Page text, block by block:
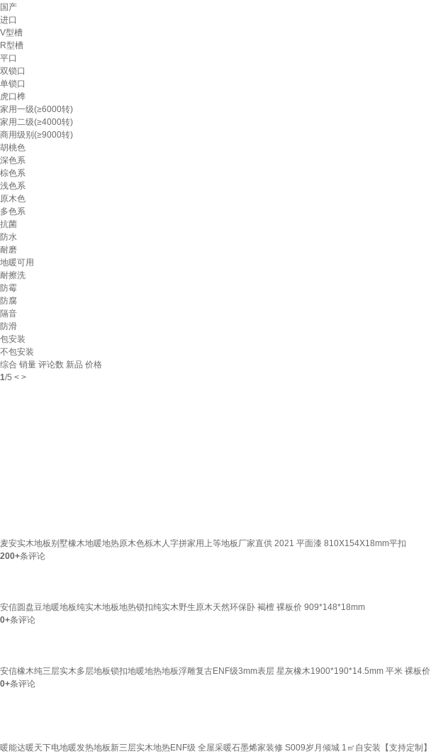
国产
进口
V型槽
R型槽
平口
双锁口
单锁口
虎口榫
家用一级(≥6000转)
家用二级(≥4000转)
商用级别(≥9000转)
胡桃色
深色系
棕色系
浅色系
原木色
多色系
抗菌
防水
耐磨
地暖可用
耐擦洗
防霉
防腐
隔音
防滑
包安装
不包安装
综合 销量 评论数 新品 价格
1/5 < >
麦安实木地板别墅橡木地暖地热原木色栎木人字拼家用上等地板厂家直供 2021 平面漆 810X154X18mm平扣
200+条评论
安信圆盘豆地暖地板纯实木地板地热锁扣纯实木野生原木天然环保卧 褐檀 裸板价 909*148*18mm
0+条评论
安信橡木纯三层实木多层地板锁扣地暖地热地板浮雕复古ENF级3mm表层 星灰橡木1900*190*14.5mm 平米 裸板价
0+条评论
暖能达暖天下电地暖发热地板新三层实木地热ENF级 全屋采暖石墨烯家装修 S009岁月倾城 1㎡自安装【支持定制】